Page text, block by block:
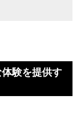
験を提供す